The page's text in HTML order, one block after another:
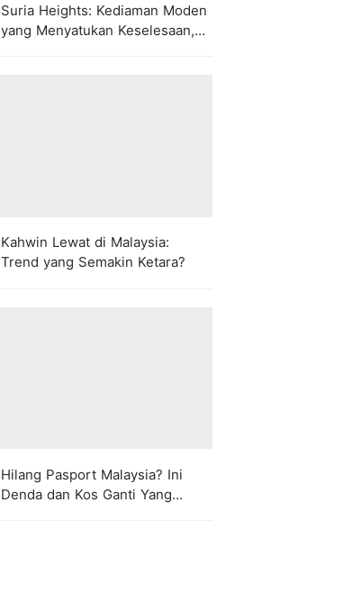
Suria Heights: Kediaman Moden
yang Menyatukan Keselesaan,
Kahwin Lewat di Malaysia:
Trend yang Semakin Ketara?
Hilang Pasport Malaysia? Ini
Denda dan Kos Ganti Yang